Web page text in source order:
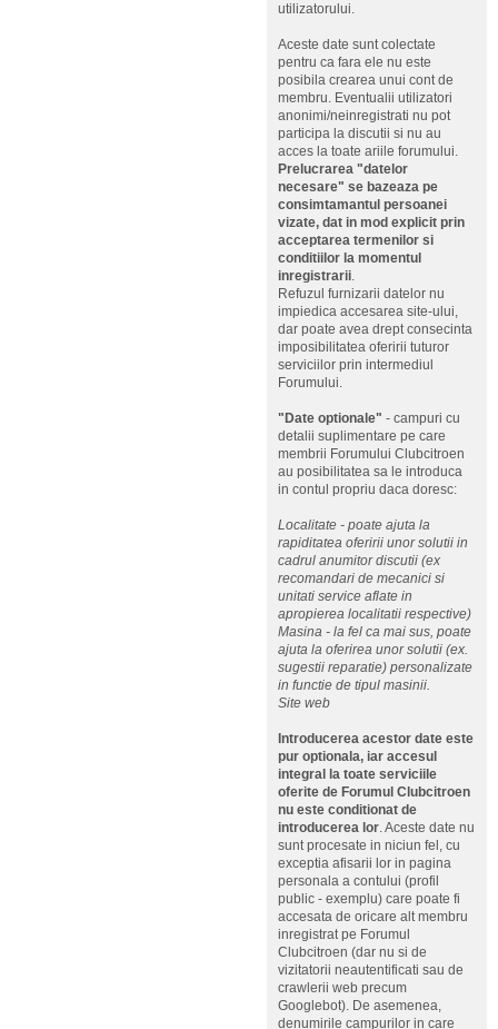
utilizatorului.
Aceste date sunt colectate
pentru ca fara ele nu este
posibila crearea unui cont de
membru. Eventualii utilizatori
anonimi/neinregistrati nu pot
participa la discutii si nu au
acces la toate ariile forumului.
Prelucrarea "datelor
necesare" se bazeaza pe
consimtamantul persoanei
vizate, dat in mod explicit prin
acceptarea termenilor si
conditiilor la momentul
inregistrarii.
Refuzul furnizarii datelor nu
impiedica accesarea site-ului,
dar poate avea drept consecinta
imposibilitatea oferirii tuturor
serviciilor prin intermediul
Forumului.
"Date optionale" - campuri cu
detalii suplimentare pe care
membrii Forumului Clubcitroen
au posibilitatea sa le introduca
in contul propriu daca doresc:
Localitate - poate ajuta la
rapiditatea oferirii unor solutii in
cadrul anumitor discutii (ex
recomandari de mecanici si
unitati service aflate in
apropierea localitatii respective)
Masina - la fel ca mai sus, poate
ajuta la oferirea unor solutii (ex.
sugestii reparatie) personalizate
in functie de tipul masinii.
Site web
Introducerea acestor date este
pur optionala, iar accesul
integral la toate serviciile
oferite de Forumul Clubcitroen
nu este conditionat de
introducerea lor. Aceste date nu
sunt procesate in niciun fel, cu
exceptia afisarii lor in pagina
personala a contului (profil
public - exemplu) care poate fi
accesata de oricare alt membru
inregistrat pe Forumul
Clubcitroen (dar nu si de
vizitatorii neautentificati sau de
crawlerii web precum
Googlebot). De asemenea,
denumirile campurilor in care